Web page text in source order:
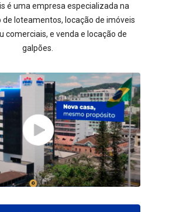
é uma empresa especializada na
loteamentos, locação de imóveis
comerciais, e venda e locação de
galpões.